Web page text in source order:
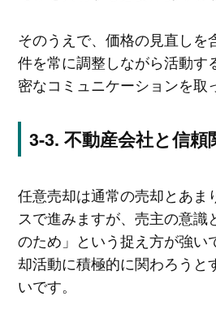
そのうえで、価格の見直しを
件を常に調整しながら活動す
密なコミュニケーションを取
不動産会社と信頼
任意売却は通常の売却とあま
スで進みますが、売主の意識
のため」という捉え方が強い
却活動に積極的に関わろうと
いです。